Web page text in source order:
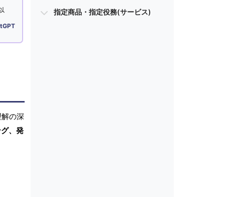
の深
、発
指定商品・指定役務(サービス)